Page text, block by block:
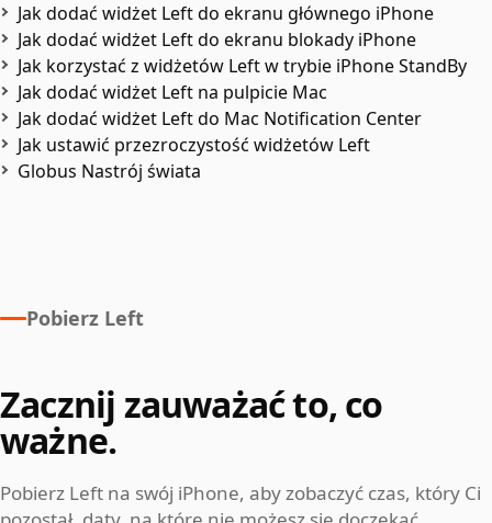
Jak dodać widżet Left do ekranu głównego iPhone
Jak dodać widżet Left do ekranu blokady iPhone
Jak korzystać z widżetów Left w trybie iPhone StandBy
Jak dodać widżet Left na pulpicie Mac
Jak dodać widżet Left do Mac Notification Center
Jak ustawić przezroczystość widżetów Left
Globus Nastrój świata
Pobierz Left
Zacznij zauważać to, co
ważne.
Pobierz Left na swój iPhone, aby zobaczyć czas, który Ci